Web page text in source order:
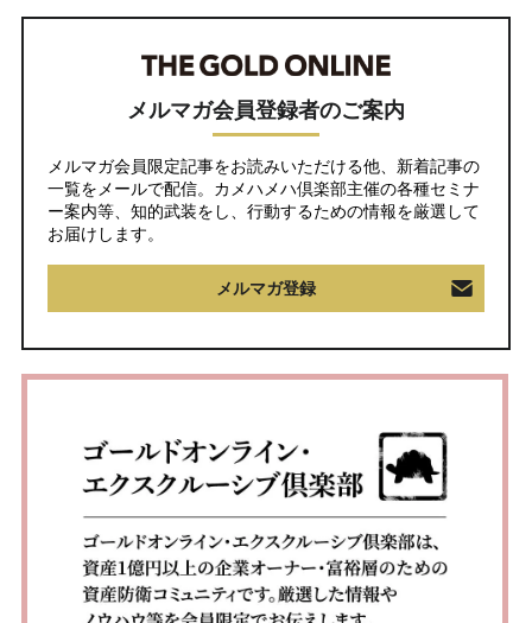
メルマガ会員登録者のご案内
メルマガ会員限定記事をお読みいただける他、新着記事の
一覧をメールで配信。カメハメハ倶楽部主催の各種セミナ
ー案内等、知的武装をし、行動するための情報を厳選して
お届けします。
メルマガ登録